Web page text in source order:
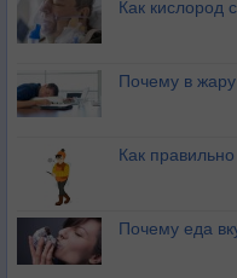
Как кислород
Почему в
Как
Почему еда